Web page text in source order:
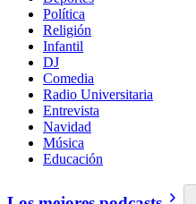
Política
Religión
Infantil
DJ
Comedia
Radio Universitaria
Entrevista
Navidad
Música
Educación